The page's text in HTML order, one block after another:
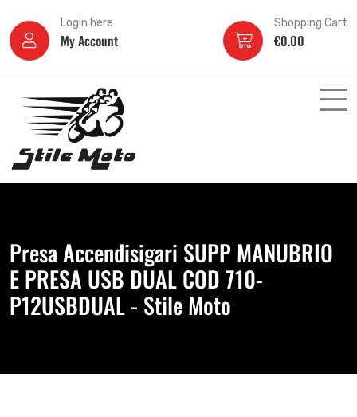
Login here
My Account
Shopping Cart
€0.00
Presa Accendisigari SUPP MANUBRIO
E PRESA USB DUAL COD 710-
P12USBDUAL - Stile Moto